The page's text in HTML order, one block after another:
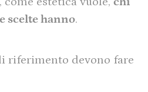
scelte hanno.
riferimento devono fare